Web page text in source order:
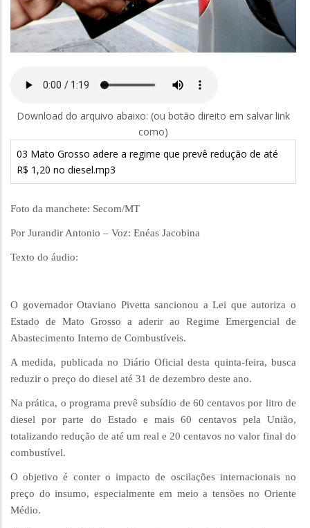
Download do arquivo abaixo: (ou botão direito em salvar link
como)
03 Mato Grosso adere a regime que prevê redução de até
R$ 1,20 no diesel.mp3
Foto da manchete: Secom/MT
Por Jurandir Antonio – Voz: Enéas Jacobina
Texto do áudio:
O governador Otaviano Pivetta sancionou a Lei que autoriza o
Estado de Mato Grosso a aderir ao Regime Emergencial de
Abastecimento Interno de Combustíveis.
A medida, publicada no Diário Oficial desta quinta-feira, busca
reduzir o preço do diesel até 31 de dezembro deste ano.
Na prática, o programa prevê subsídio de 60 centavos por litro de
diesel por parte do Estado e mais 60 centavos pela União,
totalizando redução de até um real e 20 centavos no valor final do
combustível.
O objetivo é conter o impacto de oscilações internacionais no
preço do insumo, especialmente em meio a tensões no Oriente
Médio.